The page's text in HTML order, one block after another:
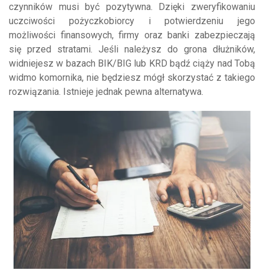
czynników musi być pozytywna. Dzięki zweryfikowaniu
uczciwości pożyczkobiorcy i potwierdzeniu jego
możliwości finansowych, firmy oraz banki zabezpieczają
się przed stratami. Jeśli należysz do grona dłużników,
widniejesz w bazach BIK/BIG lub KRD bądź ciąży nad Tobą
widmo komornika, nie będziesz mógł skorzystać z takiego
rozwiązania. Istnieje jednak pewna alternatywa.